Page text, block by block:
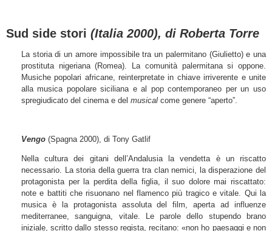
Sud side stori (Italia 2000), di Roberta Torre
La storia di un amore impossibile tra un palermitano (Giulietto) e una
prostituta nigeriana (Romea). La comunità palermitana si oppone.
Musiche popolari africane, reinterpretate in chiave irriverente e unite
alla musica popolare siciliana e al pop contemporaneo per un uso
spregiudicato del cinema e del musicalcome genere “aperto”.
Vengo (Spagna 2000), di Tony Gatlif
Nella cultura dei gitani dell’Andalusia la vendetta è un riscatto
necessario. La storia della guerra tra clan nemici, la disperazione del
protagonista per la perdita della figlia, il suo dolore mai riscattato:
note e battiti che risuonano nel flamenco più tragico e vitale. Qui la
musica è la protagonista assoluta del film, aperta ad influenze
mediterranee, sanguigna, vitale. Le parole dello stupendo brano
iniziale, scritto dallo stesso regista, recitano: «non ho paesaggi e non